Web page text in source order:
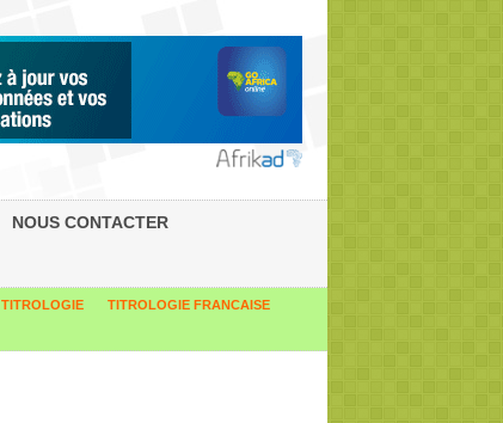
NOUS CONTACTER
TITROLOGIE TITROLOGIE FRANCAISE